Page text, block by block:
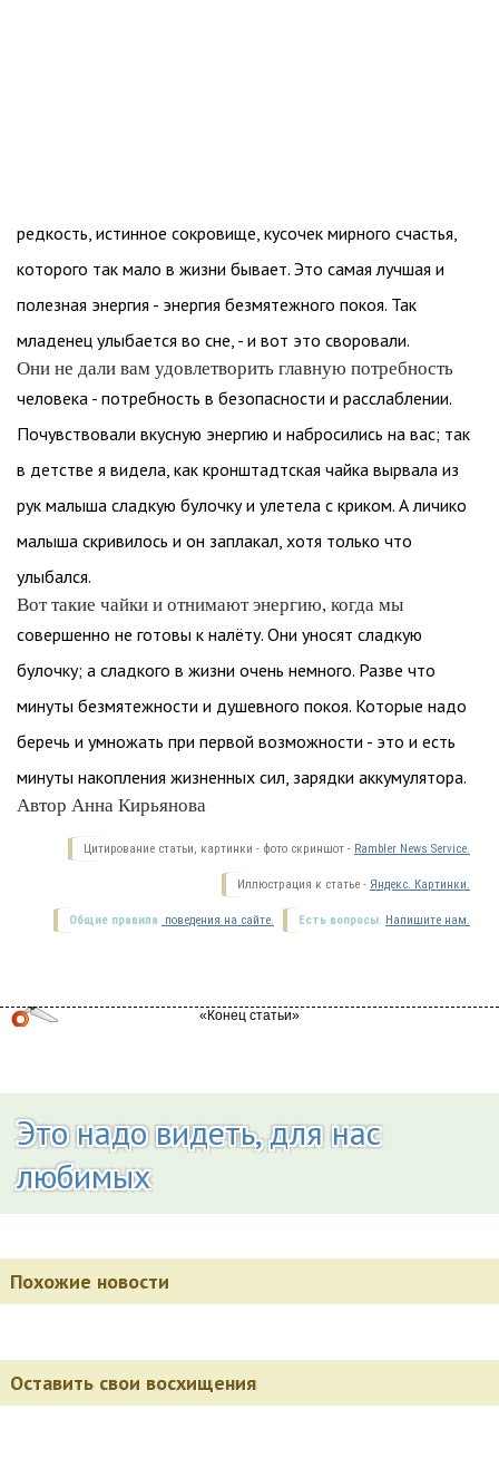
редкость, истинное сокровище, кусочек мирного счастья,
которого так мало в жизни бывает. Это самая лучшая и
полезная энергия - энергия безмятежного покоя. Так
младенец улыбается во сне, - и вот это своровали.
Они не дали вам удовлетворить главную потребность
человека - потребность в безопасности и расслаблении.
Почувствовали вкусную энергию и набросились на вас; так
в детстве я видела, как кронштадтская чайка вырвала из
рук малыша сладкую булочку и улетела с криком. А личико
малыша скривилось и он заплакал, хотя только что
улыбался.
Вот такие чайки и отнимают энергию, когда мы
совершенно не готовы к налёту. Они уносят сладкую
булочку; а сладкого в жизни очень немного. Разве что
минуты безмятежности и душевного покоя. Которые надо
беречь и умножать при первой возможности - это и есть
минуты накопления жизненных сил, зарядки аккумулятора.
Автор Анна Кирьянова
Цитирование статьи, картинки - фото скриншот - Rambler News Service.
Иллюстрация к статье - Яндекс. Картинки.
Есть вопросы. Напишите нам.
Общие правила поведения на сайте.
Это надо видеть, для нас
любимых
Похожие новости
Оставить свои восхищения